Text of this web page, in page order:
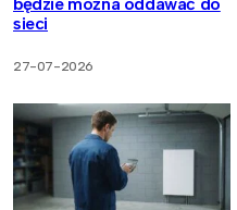
sieci
27-07-2026